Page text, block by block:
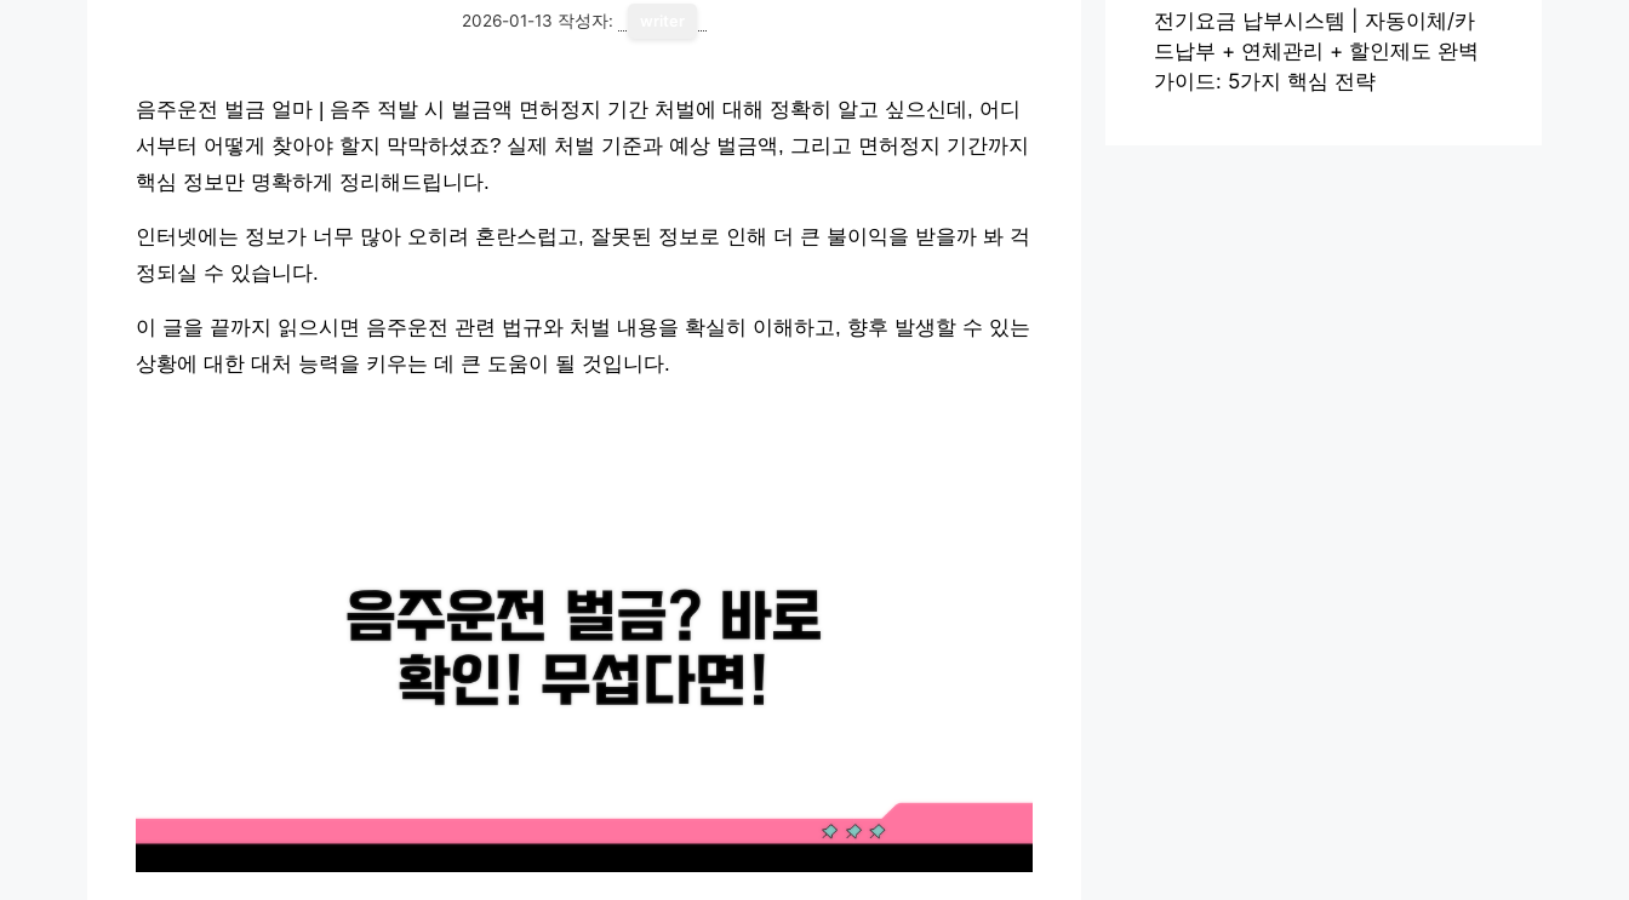
2026-01-13 작성자:
음주운전 벌금 얼마 | 음주 적발 시 벌금액 면허정지 기간 처벌에 대해 정확히 알고 싶으신데, 어디
서부터 어떻게 찾아야 할지 막막하셨죠? 실제 처벌 기준과 예상 벌금액, 그리고 면허정지 기간까지
핵심 정보만 명확하게 정리해드립니다.
인터넷에는 정보가 너무 많아 오히려 혼란스럽고, 잘못된 정보로 인해 더 큰 불이익을 받을까 봐 걱
정되실 수 있습니다.
이 글을 끝까지 읽으시면 음주운전 관련 법규와 처벌 내용을 확실히 이해하고, 향후 발생할 수 있는
상황에 대한 대처 능력을 키우는 데 큰 도움이 될 것입니다.
전기요금 납부시스템 | 자동이체/카
드납부 + 연체관리 + 할인제도 완벽
가이드: 5가지 핵심 전략